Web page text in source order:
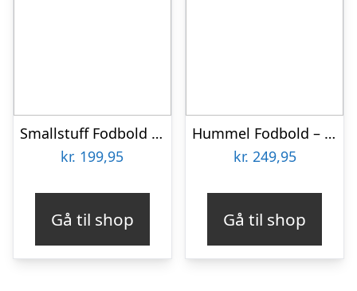
Smallstuff Fodbold – Strik – Off White/Brown
kr. 199,95
Gå til shop
Hummel Fodbold – HmlInspire Training Lite 350 – Grå/Hvid/Lime
kr. 249,95
Gå til shop